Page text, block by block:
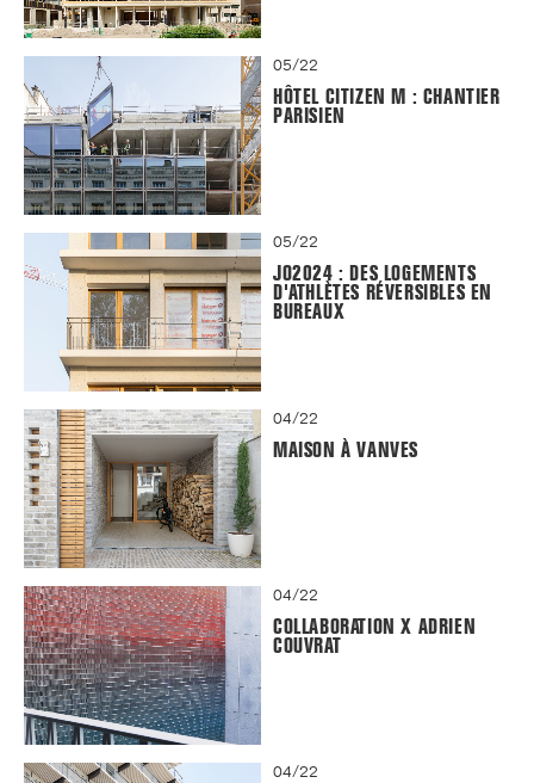
05/22
HÔTEL CITIZEN M : CHANTIER
PARISIEN
05/22
JO2024 : DES LOGEMENTS
D'ATHLÈTES RÉVERSIBLES EN
BUREAUX
04/22
MAISON À VANVES
04/22
COLLABORATION X ADRIEN
COUVRAT
04/22